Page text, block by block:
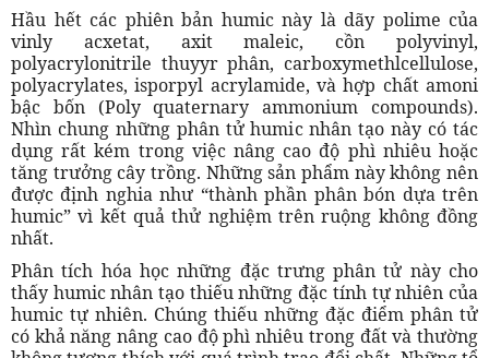
Hầu hết các phiên bản humic này là dãy polime của
vinly acxetat, axit maleic, cồn polyvinyl,
polyacrylonitrile thuyyr phân, carboxymethlcellulose,
polyacrylates, isporpyl acrylamide, và hợp chất amoni
bậc bốn (Poly quaternary ammonium compounds).
Nhìn chung những phân tử humic nhân tạo này có tác
dụng rất kém trong việc nâng cao độ phì nhiêu hoặc
tăng trưởng cây trồng. Những sản phẩm này không nên
được định nghia như “thành phần phân bón dựa trên
humic” vì kết quả thử nghiệm trên ruộng không đồng
nhất.
Phân tích hóa học những đặc trưng phân tử này cho
thấy humic nhân tạo thiếu những đặc tính tự nhiên của
humic tự nhiên. Chúng thiếu những đặc điểm phân tử
có khả năng nâng cao độ phì nhiêu trong đất và thường